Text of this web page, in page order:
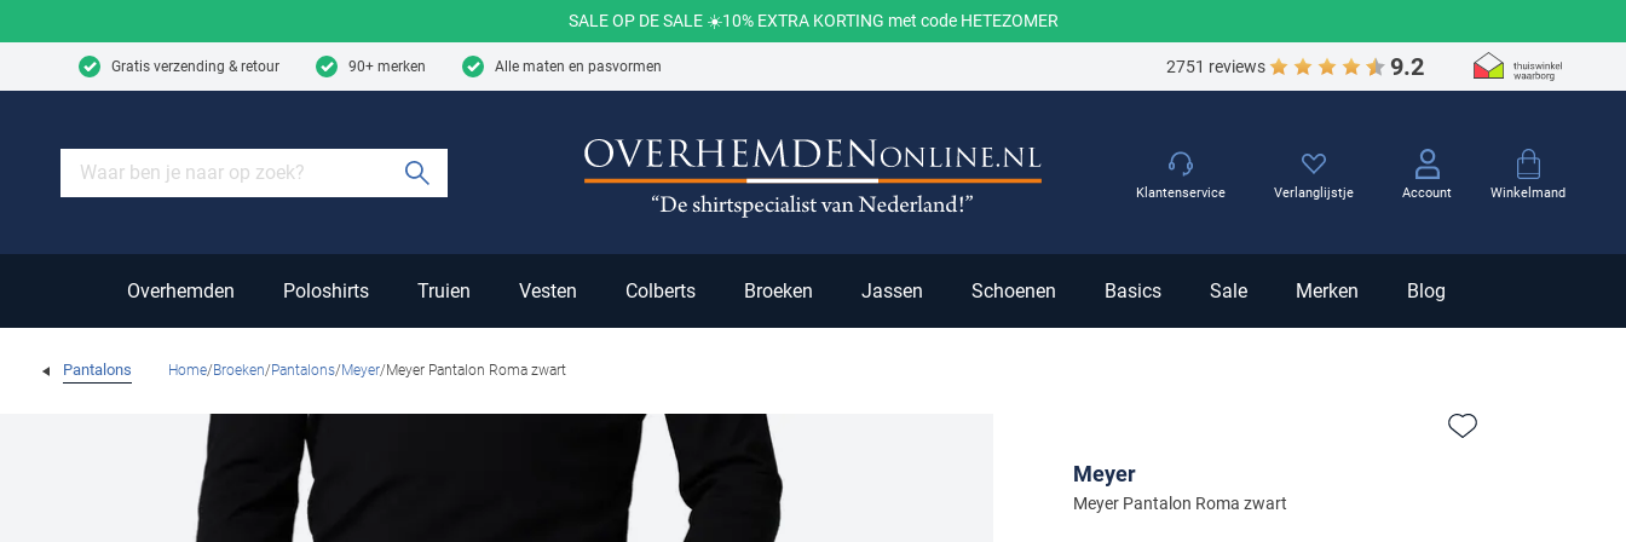
SALE OP DE SALE ☀️10% EXTRA KORTING met code HETEZOMER
Gratis verzending & retour 90+ merken Alle maten en pasvormen 2751 reviews 9.2
Winkelmand
Overhemden Poloshirts Truien Vesten Colberts Broeken Jassen Schoenen Basics Sale Merken Blog
Klantenservice Verlanglijstje Account
Pantalons Home Broeken Pantalons Meyer Meyer Pantalon Roma zwart
Meyer
Meyer Pantalon Roma zwart
Zet bij favorieten